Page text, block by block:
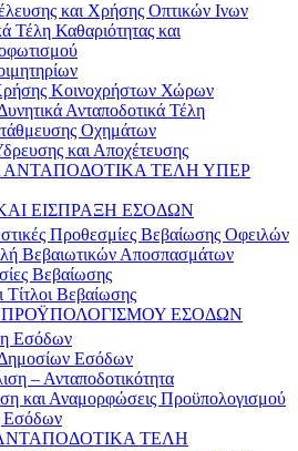
και Χρήσης Οπτικών Ινων
Τέλη Καθαριότητας και
Κοινοχρήστων Χώρων
Ανταποδοτικά Τέλη
Οχημάτων
και Αποχέτευσης
ΑΝΤΑΠΟΔΟΤΙΚΑ ΤΕΛΗ ΥΠΕΡ
ΕΙΣΠΡΑΞΗ ΕΣΟΔΩΝ
Προθεσμίες Βεβαίωσης Οφειλών
Βεβαιωτικών Αποσπασμάτων
Βεβαίωσης
Τίτλοι Βεβαίωσης
ΠΡΟΫΠΟΛΟΓΙΣΜΟΥ ΕΣΟΔΩΝ
Εσόδων
Εσόδων
– Ανταποδοτικότητα
και Αναμορφώσεις Προϋπολογισμού
Εσόδων
ΤΕΛΗ